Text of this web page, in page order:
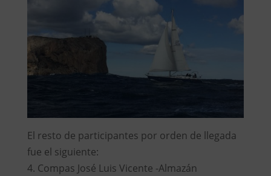
El resto de participantes por orden de llegada
fue el siguiente:
4. Compas José Luis Vicente -Almazán